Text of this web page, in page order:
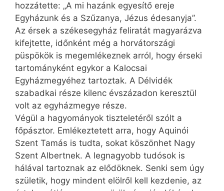
hozzátette: „A mi hazánk egyesítő ereje
Egyházunk és a Szűzanya, Jézus édesanyja”.
Az érsek a székesegyház feliratát magyarázva
kifejtette, időnként még a horvátországi
püspökök is megemlékeznek arról, hogy érseki
tartományként egykor a Kalocsai
Egyházmegyéhez tartoztak. A Délvidék
szabadkai része kilenc évszázadon keresztül
volt az egyházmegye része.
Végül a hagyományok tiszteletéről szólt a
főpásztor. Emlékeztetett arra, hogy Aquinói
Szent Tamás is tudta, sokat köszönhet Nagy
Szent Albertnek. A legnagyobb tudósok is
hálával tartoznak az elődöknek. Senki sem úgy
születik, hogy mindent elölről kell kezdenie, az